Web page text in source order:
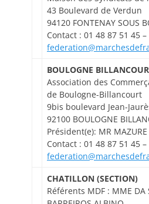
43 Boulevard de Verdun
94120 FONTENAY SOUS
Contact : 01 48 87 51 45 –
BOULOGNE
Association des
de Boulogne-Billancourt
9bis boulevard Jean-
92100 BOULOGNE
Président(e): MR MAZURE
Contact : 01 48 87 51 45 –
CHATILLON (SECTION)
Référents MDF : MME DA